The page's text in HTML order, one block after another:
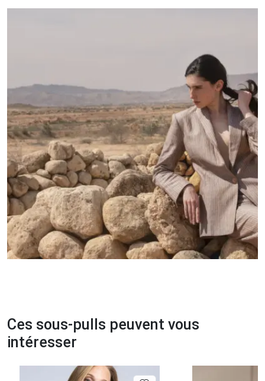
Ces sous-pulls peuvent vous
intéresser